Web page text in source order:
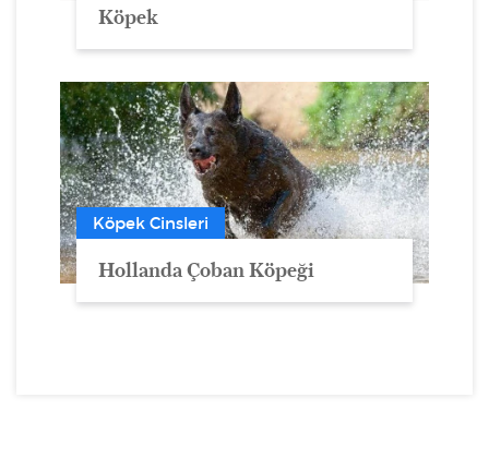
Köpek
Köpek Cinsleri
Hollanda Çoban Köpeği